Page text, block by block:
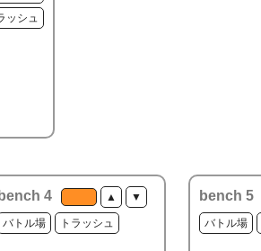
ッシュ
bench 4 ▲ ▼
バトル場 トラッシュ
bench 5
バトル場